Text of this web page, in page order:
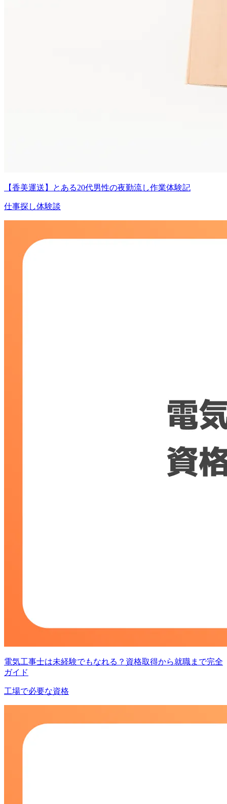
【香美運送】とある20代男性の夜勤流し作業体験記
仕事探し体験談
電気工事士は未経験でもなれる？資格取得から就職まで完全
ガイド
工場で必要な資格